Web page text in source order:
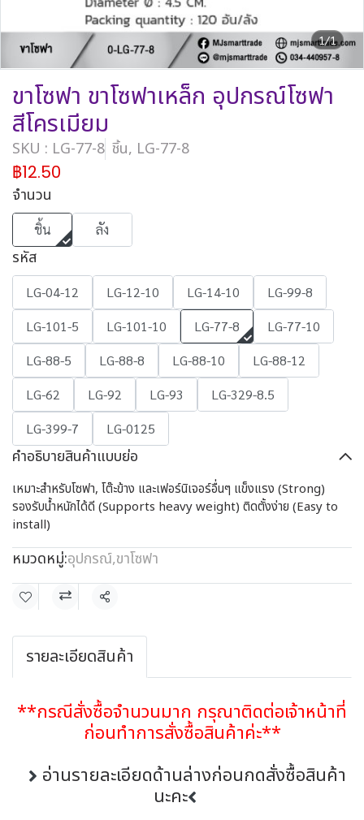
1/1
ขาโซฟา ขาโซฟาเหล็ก อุปกรณ์โซฟา
สีโครเมียม
SKU : LG-77-8 ชิ้น, LG-77-8
฿12.50
จำนวน
ชิ้น ลัง
รหัส
LG-04-12 LG-12-10 LG-14-10
LG-99-8
LG-101-5
LG-101-10 LG-77-8
LG-77-10
LG-88-5
LG-88-8 LG-88-10
LG-88-12
LG-62
LG-92 LG-93
LG-329-8.5
LG-399-7
LG-0125
คำอธิบายสินค้าแบบย่อ
เหมาะสำหรับโซฟา, โต๊ะข้าง และเฟอร์นิเจอร์อื่นๆ แข็งแรง (Strong)
รองรับน้ำหนักได้ดี (Supports heavy weight) ติดตั้งง่าย (Easy to
install)
หมวดหมู่:อุปกรณ์,ขาโซฟา
แชร์
รายละเอียดสินค้า
**กรณีสั่งซื้อจำนวนมาก กรุณาติดต่อเจ้าหน้าที่
ก่อนทำการสั่งซื้อสินค้าค่ะ**
อ่านรายละเอียดด้านล่างก่อนกดสั่งซื้อสินค้า
นะคะ